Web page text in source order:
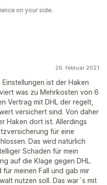
on your side.
26. februar 2021
ist der Haken
was zu Mehrkosten von 6
Vertrag mit DHL der regelt,
versichert sind. Von daher
Haken dort ist. Allerdings
für eine
Das wird natürlich
Schaden für mein
auf die Klage gegen DHL.
für meinen Fall und gab mir
nutzen soll. Das war´s mit